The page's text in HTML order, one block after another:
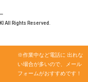
※作業中など電話に 出れな
い場合が多いので、メール
フォームがおすすめです！
All Rights Reserved.